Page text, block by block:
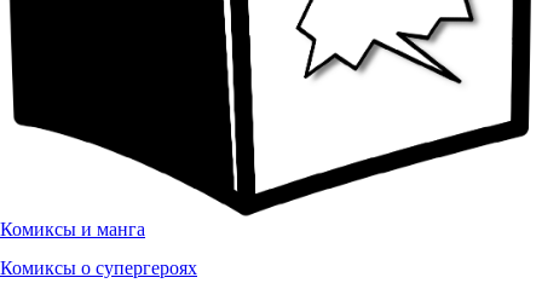
Комиксы и манга
Комиксы о супергероях